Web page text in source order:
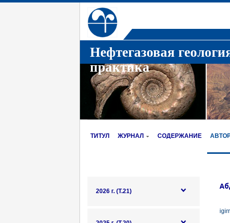
Нефтегазовая
практика
ТИТУЛ ЖУРНАЛ СОДЕРЖАНИЕ
2026 г. (Т.21)